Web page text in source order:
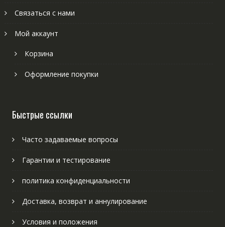
Связаться с нами
Мой аккаунт
Корзина
Оформление покупки
Быстрые ссылки
Часто задаваемые вопросы
Гарантии и тестирование
политика конфиденциальности
Доставка, возврат и аннулирование
Условия и положения